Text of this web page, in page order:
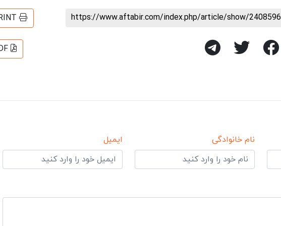
https://www.aftabir.com/index.php/article/show/2408596
نام خانوادگی ایمیل